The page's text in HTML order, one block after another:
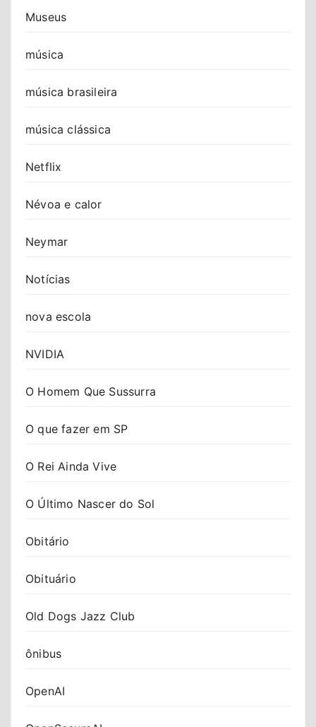
Museus
música
música brasileira
música clássica
Netflix
Névoa e calor
Neymar
Notícias
nova escola
NVIDIA
O Homem Que Sussurra
O que fazer em SP
O Rei Ainda Vive
O Último Nascer do Sol
Obitário
Obituário
Old Dogs Jazz Club
ônibus
OpenAI